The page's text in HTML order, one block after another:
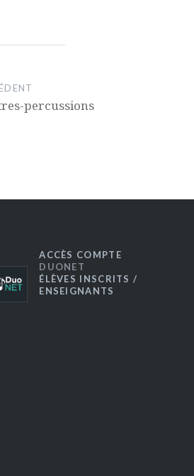
percussions
ACCÈS COMPTE
DUONET
ÉLÈVES INSCRITS /
ENSEIGNANTS